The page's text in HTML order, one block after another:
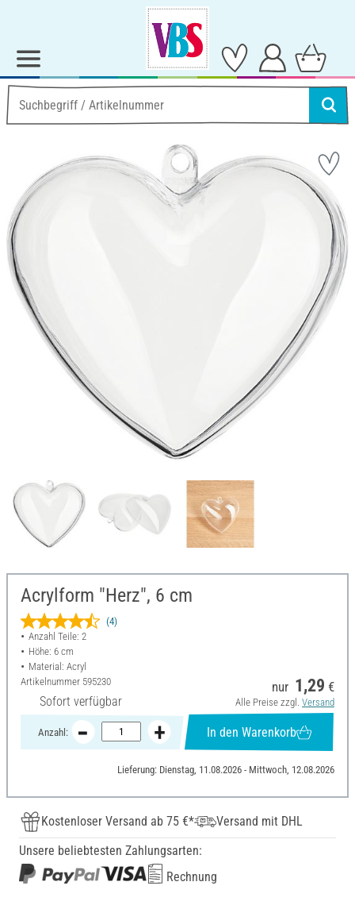
Acrylform "Herz", 6 cm
(4)
Anzahl Teile: 2
Höhe: 6 cm
Material: Acryl
Artikelnummer 595230
Sofort verfügbar
nur 1,29 €
Alle Preise zzgl. Versand
Anzahl: In den Warenkorb
Lieferung: Dienstag, 11.08.2026 - Mittwoch, 12.08.2026
Kostenloser Versand ab 75 €*
Versand mit DHL
Unsere beliebtesten Zahlungsarten:
Rechnung